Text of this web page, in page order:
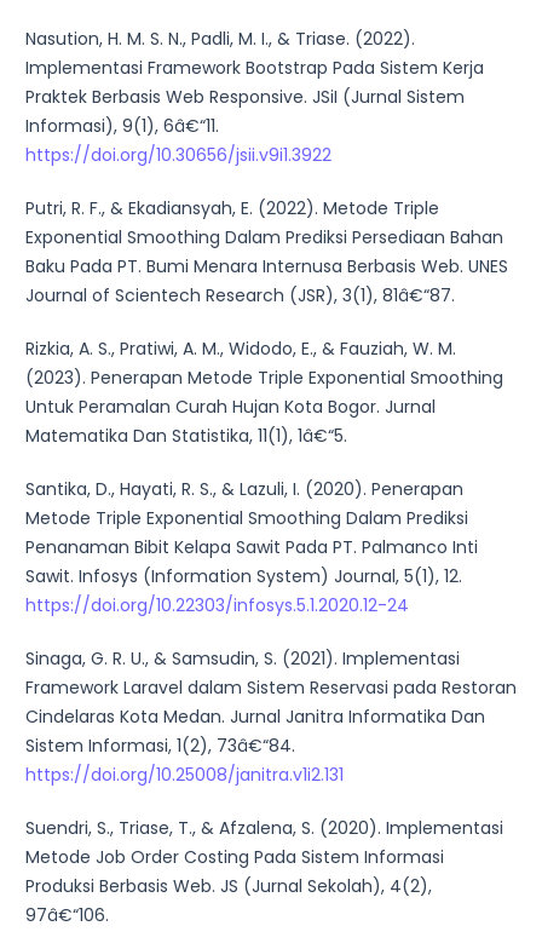
Nasution, H. M. S. N., Padli, M. I., & Triase. (2022).
Implementasi Framework Bootstrap Pada Sistem Kerja
Praktek Berbasis Web Responsive. JSiI (Jurnal Sistem
Informasi), 9(1), 6â€“11.
https://doi.org/10.30656/jsii.v9i1.3922
Putri, R. F., & Ekadiansyah, E. (2022). Metode Triple
Exponential Smoothing Dalam Prediksi Persediaan Bahan
Baku Pada PT. Bumi Menara Internusa Berbasis Web. UNES
Journal of Scientech Research (JSR), 3(1), 81â€“87.
Rizkia, A. S., Pratiwi, A. M., Widodo, E., & Fauziah, W. M.
(2023). Penerapan Metode Triple Exponential Smoothing
Untuk Peramalan Curah Hujan Kota Bogor. Jurnal
Matematika Dan Statistika, 11(1), 1â€“5.
Santika, D., Hayati, R. S., & Lazuli, I. (2020). Penerapan
Metode Triple Exponential Smoothing Dalam Prediksi
Penanaman Bibit Kelapa Sawit Pada PT. Palmanco Inti
Sawit. Infosys (Information System) Journal, 5(1), 12.
https://doi.org/10.22303/infosys.5.1.2020.12-24
Sinaga, G. R. U., & Samsudin, S. (2021). Implementasi
Framework Laravel dalam Sistem Reservasi pada Restoran
Cindelaras Kota Medan. Jurnal Janitra Informatika Dan
Sistem Informasi, 1(2), 73â€“84.
https://doi.org/10.25008/janitra.v1i2.131
Suendri, S., Triase, T., & Afzalena, S. (2020). Implementasi
Metode Job Order Costing Pada Sistem Informasi
Produksi Berbasis Web. JS (Jurnal Sekolah), 4(2),
97â€“106.